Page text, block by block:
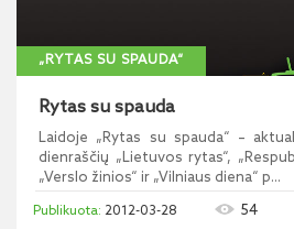
„RYTAS SU SPAUDA“
Rytas su spauda
Laidoje „Rytas su spauda“ –
dienraščių „Lietuvos rytas“,
„Verslo žinios“ ir „Vilniaus diena“ p...
2012-03-28 54